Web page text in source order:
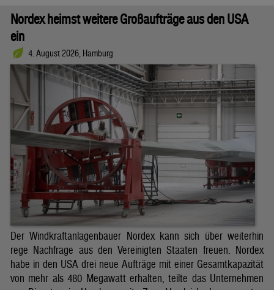
Nordex heimst weitere Großaufträge aus den USA
ein
4. August 2026, Hamburg
Der Windkraftanlagenbauer Nordex kann sich über weiterhin
rege Nachfrage aus den Vereinigten Staaten freuen. Nordex
habe in den USA drei neue Aufträge mit einer Gesamtkapazität
von mehr als 480 Megawatt erhalten, teilte das Unternehmen